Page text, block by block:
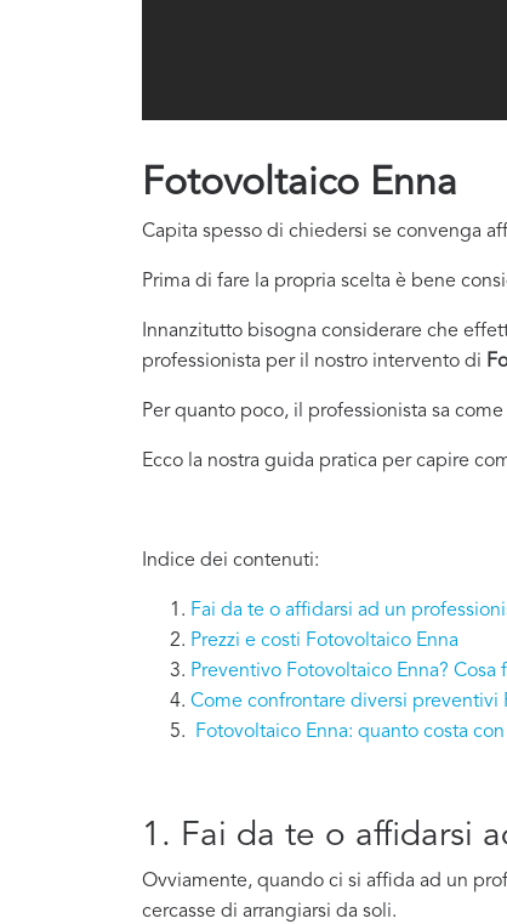
Fotovoltaico Enna
Capita spesso di chiedersi se convenga
Prima di fare la propria scelta è bene
Innanzitutto bisogna considerare che
professionista per il nostro intervento di
Per quanto poco, il professionista sa
Ecco la nostra guida pratica per capire
Indice dei contenuti:
Fai da te o affidarsi ad un
Prezzi e costi Fotovoltaico Enna
Preventivo Fotovoltaico Enna? Cosa
Come confrontare diversi preventivi
Fotovoltaico Enna: quanto costa
1. Fai da te o affidarsi
Ovviamente, quando ci si affida ad un
cercasse di arrangiarsi da soli.